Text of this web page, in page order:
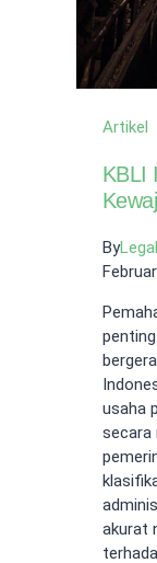
Artikel
KBLI
By
usaha
secara
akurat